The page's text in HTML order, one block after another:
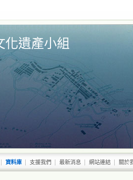
化遺產小組
資料庫 支援我們 最新消息 網站連結 關於